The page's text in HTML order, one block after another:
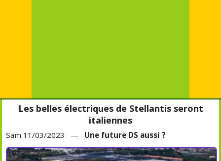
Les belles électriques de Stellantis seront
italiennes
Sam 11/03/2023 — Une future DS aussi ?